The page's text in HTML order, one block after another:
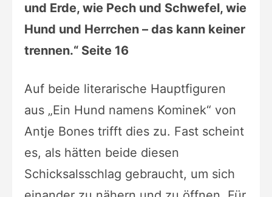
und Erde, wie Pech und Schwefel, wie
Hund und Herrchen – das kann keiner
trennen.“ Seite 16
Auf beide literarische Hauptfiguren
aus „Ein Hund namens Kominek“ von
Antje Bones trifft dies zu. Fast scheint
es, als hätten beide diesen
Schicksalsschlag gebraucht, um sich